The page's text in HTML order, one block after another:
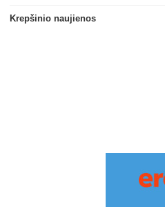
Krepšinio naujienos